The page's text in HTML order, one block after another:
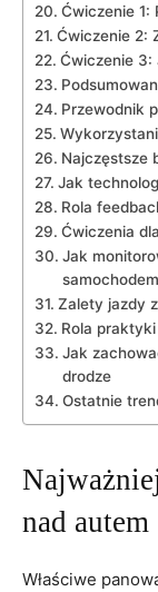
Ćwiczenie 1:
Ćwiczenie 2:
Ćwiczenie 3:
Przewodnik⁣
Najczęstsze
Jak
Rola
Ćwiczenia
Jak
samochodem
Zalety jazdy
Rola
Jak⁢
drodze
Ostatnie
‍nad autem
Właściwe